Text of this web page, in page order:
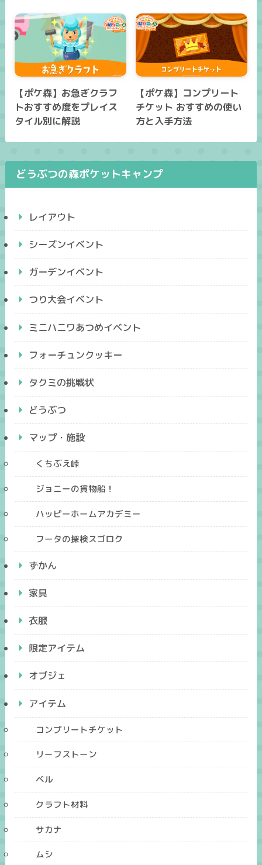
【ポケ森】お急ぎクラフ
トおすすめ度をプレイス
タイル別に解説
【ポケ森】コンプリート
チケット おすすめの使い
方と入手方法
どうぶつの森ポケットキャンプ
レイアウト
シーズンイベント
ガーデンイベント
つり大会イベント
ミニハニワあつめイベント
フォーチュンクッキー
タクミの挑戦状
どうぶつ
マップ・施設
くちぶえ峠
ジョニーの貨物船！
ハッピーホームアカデミー
フータの探検スゴロク
ずかん
家具
衣服
限定アイテム
オブジェ
アイテム
コンプリートチケット
リーフストーン
ベル
クラフト材料
サカナ
ムシ